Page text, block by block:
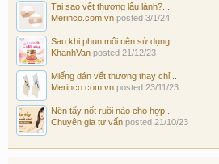
Tại sao vết thương lâu lành?...
Merinco.com.vn posted 3/1/24
Sau khi phun môi nên sử dụng...
KhanhVan posted 21/12/23
Miếng dán vết thương thay chỉ...
Merinco.com.vn posted 23/11/23
Nên tẩy nốt ruồi nào cho hợp...
Chuyên gia tư vấn posted 21/10/23